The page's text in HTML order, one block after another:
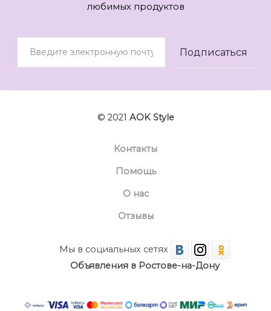
любимых продуктов
© 2021 AOK Style
Контакты
Помощь
О нас
Отзывы
Мы в социальных сетях
Объявления в Ростове-на-Дону